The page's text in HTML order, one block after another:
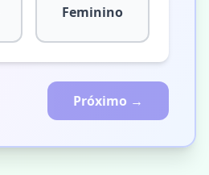
Feminino
Próximo →